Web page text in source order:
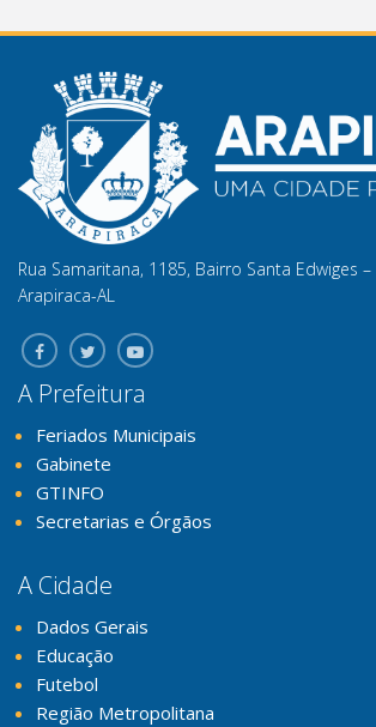
Rua Samaritana, 1185, Bairro Santa Edwiges –
Arapiraca-AL
A Prefeitura
Feriados Municipais
Gabinete
GTINFO
Secretarias e Órgãos
A Cidade
Dados Gerais
Educação
Futebol
Região Metropolitana